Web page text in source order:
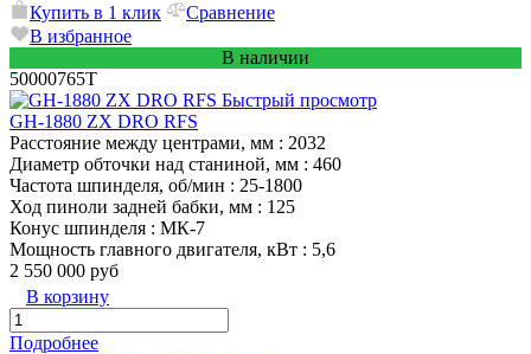
Купить в 1 клик
Сравнение
В избранное
В наличии
50000765T
Быстрый просмотр
GH-1880 ZX DRO RFS
Расстояние между центрами, мм : 2032
Диаметр обточки над станиной, мм : 460
Частота шпинделя, об/мин : 25-1800
Ход пиноли задней бабки, мм : 125
Конус шпинделя : МК-7
Мощность главного двигателя, кВт : 5,6
2 550 000 руб
В корзину
Подробнее